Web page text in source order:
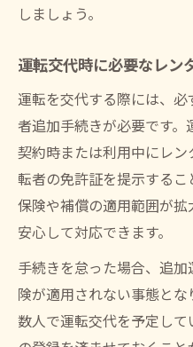
しましょう。
運転交代時に必要なレン
運転を交代する際には、
者追加手続きが必要です。
契約時または利用中にレ
転者の免許証を提示するこ
保険や補償の適用範囲が
安心して対応できます。
手続きを怠った場合、追
険が適用されない事態と
数人で運転交代を予定し